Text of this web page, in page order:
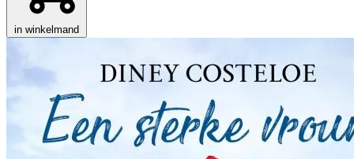
in winkelmand